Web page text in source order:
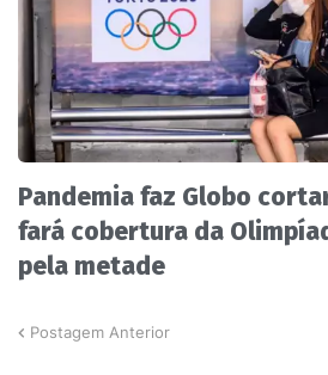
Pandemia faz Globo
fará cobertura da
pela metade
Postagem Anterior